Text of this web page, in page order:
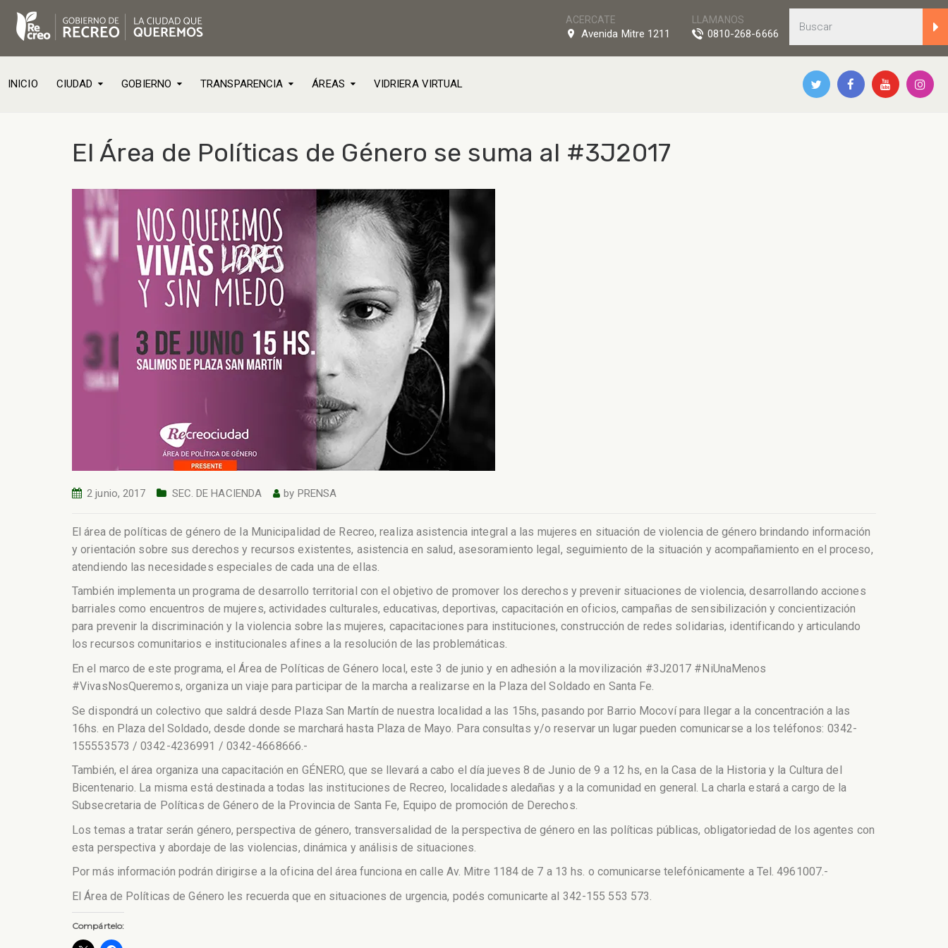
LLAMANOS
0810-268-6666
ACERCATE
Avenida Mitre 1211
INICIO CIUDAD GOBIERNO TRANSPARENCIA ÁREAS VIDRIERA VIRTUAL
El Área de Políticas de Género se suma al #3J2017
2 junio, 2017 SEC. DE HACIENDA by PRENSA
El área de políticas de género de la Municipalidad de Recreo, realiza asistencia integral a las mujeres en situación de violencia de género brindando información
y orientación sobre sus derechos y recursos existentes, asistencia en salud, asesoramiento legal, seguimiento de la situación y acompañamiento en el proceso,
atendiendo las necesidades especiales de cada una de ellas.
También implementa un programa de desarrollo territorial con el objetivo de promover los derechos y prevenir situaciones de violencia, desarrollando acciones
barriales como encuentros de mujeres, actividades culturales, educativas, deportivas, capacitación en oficios, campañas de sensibilización y concientización
para prevenir la discriminación y la violencia sobre las mujeres, capacitaciones para instituciones, construcción de redes solidarias, identificando y articulando
los recursos comunitarios e institucionales afines a la resolución de las problemáticas.
En el marco de este programa, el Área de Políticas de Género local, este 3 de junio y en adhesión a la movilización #3J2017 #NiUnaMenos
#VivasNosQueremos, organiza un viaje para participar de la marcha a realizarse en la Plaza del Soldado en Santa Fe.
Se dispondrá un colectivo que saldrá desde Plaza San Martín de nuestra localidad a las 15hs, pasando por Barrio Mocoví para llegar a la concentración a las
16hs. en Plaza del Soldado, desde donde se marchará hasta Plaza de Mayo. Para consultas y/o reservar un lugar pueden comunicarse a los teléfonos: 0342-
155553573 / 0342-4236991 / 0342-4668666.-
También, el área organiza una capacitación en GÉNERO, que se llevará a cabo el día jueves 8 de Junio de 9 a 12 hs, en la Casa de la Historia y la Cultura del
Bicentenario. La misma está destinada a todas las instituciones de Recreo, localidades aledañas y a la comunidad en general. La charla estará a cargo de la
Subsecretaria de Políticas de Género de la Provincia de Santa Fe, Equipo de promoción de Derechos.
Los temas a tratar serán género, perspectiva de género, transversalidad de la perspectiva de género en las políticas públicas, obligatoriedad de los agentes con
esta perspectiva y abordaje de las violencias, dinámica y análisis de situaciones.
Por más información podrán dirigirse a la oficina del área funciona en calle Av. Mitre 1184 de 7 a 13 hs. o comunicarse telefónicamente a Tel. 4961007.-
El Área de Políticas de Género les recuerda que en situaciones de urgencia, podés comunicarte al 342-155 553 573.
Compártelo: